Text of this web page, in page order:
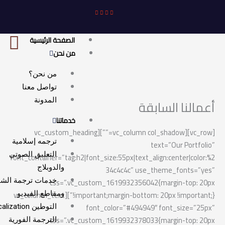
الصفحة الرئيسية
من نحن
من نحن؟
تواصل معنا
المدونة
ترجمه إسلامية
التعليق الصوتي
خدمات ترجمة الشاشة
ومقاطع الفيديو
التوطين Localization
الترجمة الفورية
السابقة
[vc_row][vc_column col_shadow=””][vc_custom_heading
text=”Our
34c4c4c”
!important;margin-bottom: 20px !important;}”][vc_column_text
font_color=”#494949″